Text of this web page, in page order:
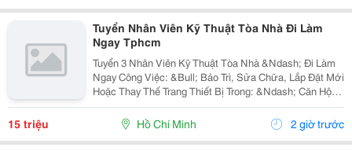
Tuyển Nhân Viên Kỹ Thuật Tòa Nhà Đi Làm
Ngay Tphcm
Tuyển 3 Nhân Viên Kỹ Thuật Tòa Nhà &Ndash; Đi Làm
Ngay Công Việc: &Bull; Bảo Trì, Sửa Chữa, Lắp Đặt Mới
Hoặc Thay Thế Trang Thiết Bị Trong: &Ndash; Căn Hộ
Dịch Vụ &Ndash; Nhà Trọ, Chung Cư Mini &Bull; Kiểm
Tra Và Xử Lý Sự Cố Phát Sinh...
15 triệu Hồ Chí Minh 2 giờ trước